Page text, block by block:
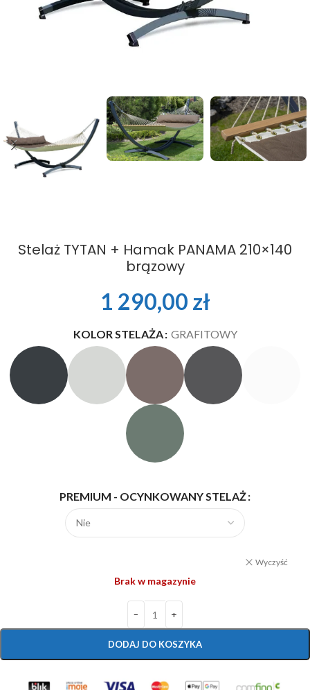
Stelaż TYTAN + Hamak PANAMA 210×140
brązowy
1 290,00 zł
KOLOR STELAŻA GRAFITOWY
PREMIUM - OCYNKOWANY STELAŻ
Wyczyść
Brak w magazynie
DODAJ DO KOSZYKA